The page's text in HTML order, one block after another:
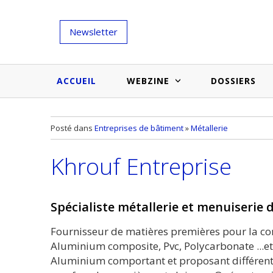
Newsletter
ACCUEIL WEBZINE
Salons et évènementiels
Médias du bâtiment
Etudes et enquêtes
DOSSIERS
Annuaire
Actualités des membres
Posté dans Entreprises de bâtiment»Métallerie
Khrouf Entreprise
Spécialiste métallerie et menuiserie
Fournisseur de matières premières pour la
Aluminium composite, Pvc, Polycarbonate
Aluminium comportant et proposant